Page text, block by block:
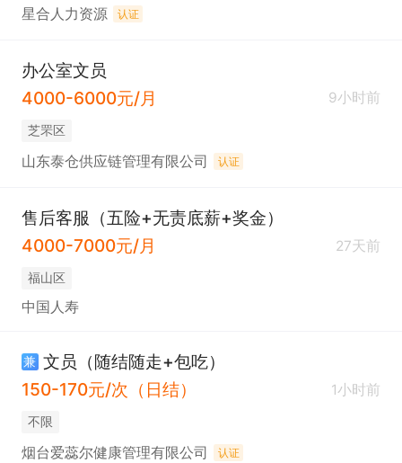
星合人力资源 认证
办公室文员
4000-6000元/月
9小时前
芝罘区
山东泰仓供应链管理有限公司 认证
售后客服（五险+无责底薪+奖金）
4000-7000元/月
27天前
福山区
中国人寿
兼 文员（随结随走+包吃）
150-170元/次（日结）
1小时前
不限
烟台爱蕊尔健康管理有限公司 认证